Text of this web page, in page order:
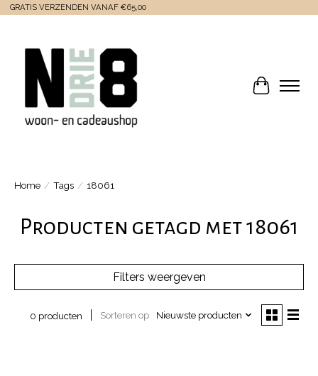
GRATIS VERZENDEN VANAF €65,00
Home / Tags / 18061
Producten getagd met 18061
Filters weergeven
0 producten Sorteren op Nieuwste producten